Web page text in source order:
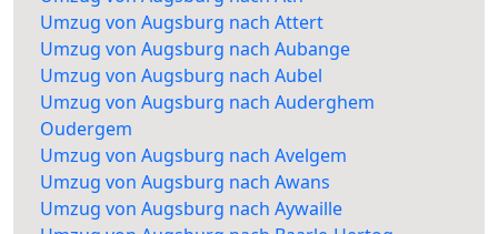
Umzug von Augsburg nach Attert
Umzug von Augsburg nach Aubange
Umzug von Augsburg nach Aubel
Umzug von Augsburg nach Auderghem
Oudergem
Umzug von Augsburg nach Avelgem
Umzug von Augsburg nach Awans
Umzug von Augsburg nach Aywaille